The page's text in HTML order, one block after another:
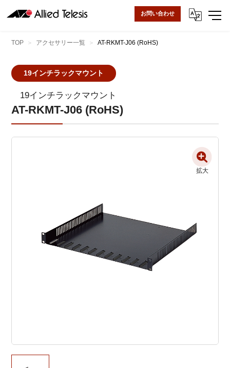
お問い合わせ
TOP アクセサリー一覧 AT-RKMT-J06 (RoHS)
19インチラックマウント
AT-RKMT-J06 (RoHS)
19インチラックマウント
拡大